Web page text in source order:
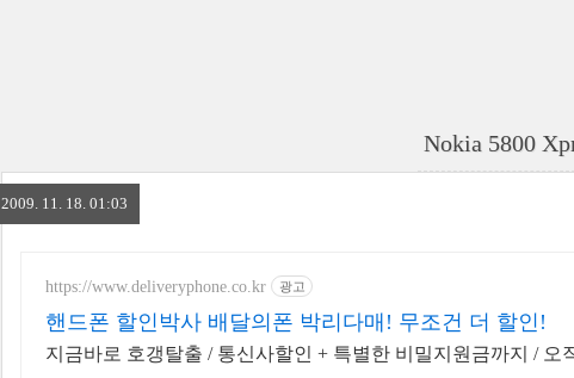
Nokia 5800
2009. 11. 18. 01:03
https://www.deliveryphone.co.kr 광고
핸드폰 할인박사 배달의폰 박리다매! 무조건 더 할인!
지금바로 호갱탈출 / 통신사할인 + 특별한 비밀지원금까지 / 오